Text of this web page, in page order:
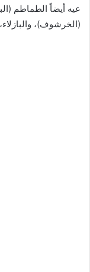
عيه أيضاً الطماطم
(الخرشوف)،